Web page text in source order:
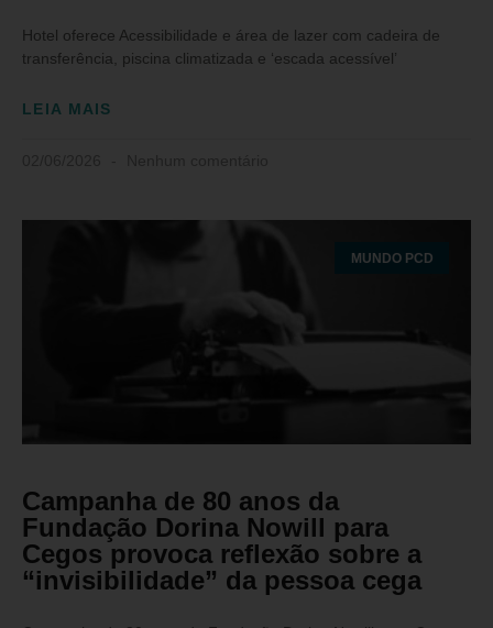
Hotel oferece Acessibilidade e área de lazer com cadeira de
transferência, piscina climatizada e ‘escada acessível’
LEIA MAIS
MUNDO PCD
Campanha de 80 anos da
Fundação Dorina Nowill para
Cegos provoca reflexão sobre a
“invisibilidade” da pessoa cega